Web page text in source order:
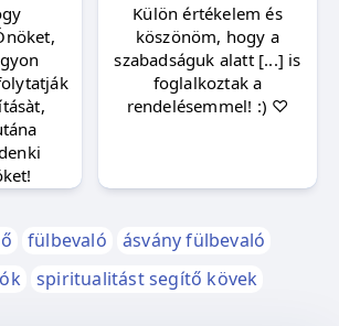
Külön értékelem és
köszönöm, hogy a
szabadságuk alatt [...] is
foglalkoztak a
rendelésemmel! :) ♡
fülbevaló
ásvány fülbevaló
spiritualitást segítő kövek